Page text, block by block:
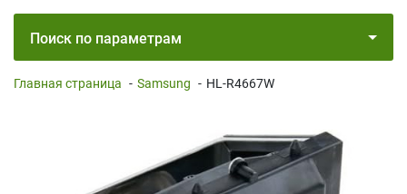
Поиск по параметрам
Главная страница - Samsung - HL-R4667W